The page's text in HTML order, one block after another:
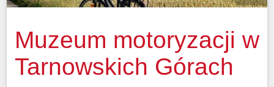
Muzeum motoryzacji w
Tarnowskich Górach